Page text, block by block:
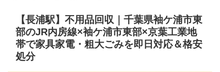
【長浦駅】不用品回収｜千葉県袖ケ浦市東
部のJR内房線×袖ケ浦市東部×京葉工業地
帯で家具家電・粗大ごみを即日対応＆格安
処分